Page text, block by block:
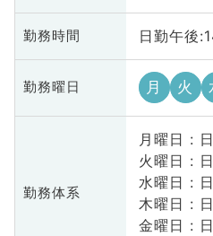
勤務時間 日勤午後
勤務曜日 月 火
勤務体系
月曜日 :
火曜日 :
水曜日 :
木曜日 :
金曜日 :